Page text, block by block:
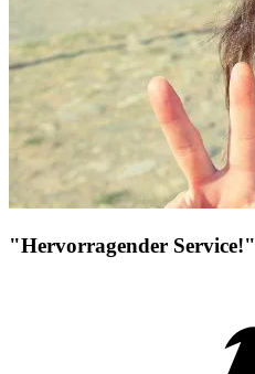
"Hervorragender Service!"